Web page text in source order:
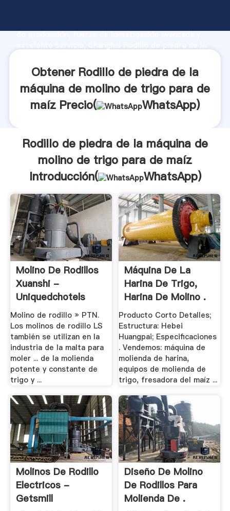
de producción, fuerza de investigación avanzada y
crea el valor y aporta valores a todos los clientes.
Obtener Rodillo de piedra de la
máquina de molino de trigo para de
maíz Precio(
WhatsApp)
Rodillo de piedra de la máquina de
molino de trigo para de maíz
Introducción(
WhatsApp)
Molino De Rodillos
Xuanshi -
Uniquedchotels
Molino de rodillo » PTN.
Los molinos de rodillo LS
también se utilizan en la
industria de la malta para
moler ... de la molienda
potente y constante de
trigo y ...
Máquina De La
Harina De Trigo,
Harina De Molino .
Producto Corto Detalles;
Estructura: Hebei
Huangpai; Especificaciones
. Vendemos: máquina de
molienda de harina,
equipos de molienda de
trigo, fresadora del maíz ...
Molinos De Rodillo
Electricos -
Getsmill
Diseño De Molino
De Rodillos Para
Molienda De .